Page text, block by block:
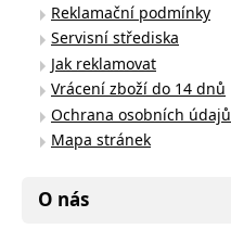
Reklamační podmínky
Servisní střediska
Jak reklamovat
Vrácení zboží do 14 dnů
Ochrana osobních údajů
Mapa stránek
O nás